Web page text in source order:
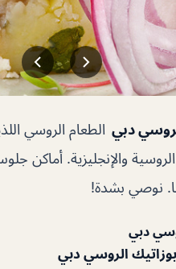
دبي الطعام الروسي
الروسية والإنجليزية. أماكن
نوصي بشدة!
دبي
الروسي دبي